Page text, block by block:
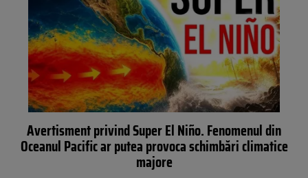
Avertisment privind Super El Niño. Fenomenul din
Oceanul Pacific ar putea provoca schimbări climatice
majore